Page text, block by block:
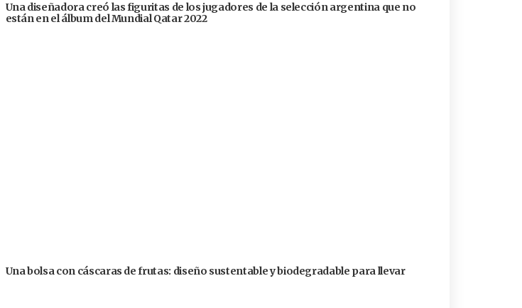
Una diseñadora creó las figuritas de los jugadores de la selección argentina que no
están en el álbum del Mundial Qatar 2022
Una bolsa con cáscaras de frutas: diseño sustentable y biodegradable para llevar